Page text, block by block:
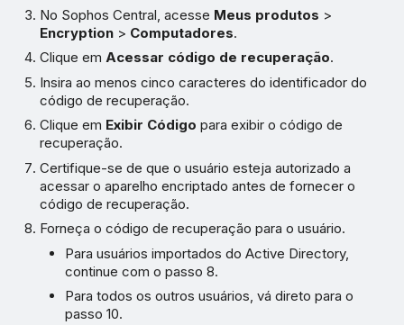
No Sophos Central, acesse Meus produtos >
Encryption > Computadores.
Clique emAcessar código de recuperação.
Insira ao menos cinco caracteres do identificador do
código de recuperação.
Clique em Exibir Código para exibir o código de
recuperação.
Certifique-se de que o usuário esteja autorizado a
acessar o aparelho encriptado antes de fornecer o
código de recuperação.
Forneça o código de recuperação para o usuário.
Para usuários importados do Active Directory,
continue com o passo 8.
Para todos os outros usuários, vá direto para o
passo 10.